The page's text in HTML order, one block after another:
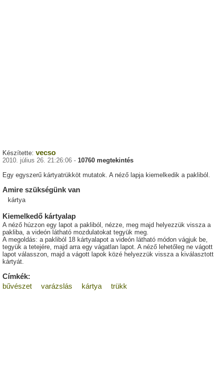
Készítette: vecso
2010. július 26. 21:26:06 - 10760 megtekintés
Egy egyszerű kártyatrükköt mutatok. A néző lapja kiemelkedik a pakliból.
Amire szükségünk van
kártya
Kiemelkedő kártyalap
A néző húzzon egy lapot a pakliból, nézze, meg majd helyezzük vissza a
pakliba, a videón látható mozdulatokat tegyük meg.
A megoldás: a pakliból 18 kártyalapot a videón látható módon vágjuk be,
tegyük a tetejére, majd arra egy vágatlan lapot. A néző lehetőleg ne vágott
lapot válasszon, majd a vágott lapok közé helyezzük vissza a kiválasztott
kártyát.
Címkék:
bűvészet
varázslás kártya trükk